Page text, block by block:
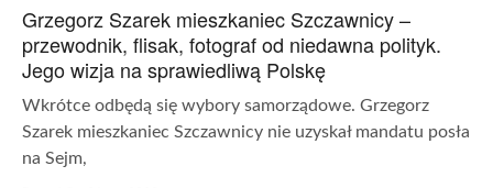
Grzegorz Szarek mieszkaniec Szczawnicy –
przewodnik, flisak, fotograf od niedawna polityk.
Jego wizja na sprawiedliwą Polskę
Wkrótce odbędą się wybory samorządowe. Grzegorz
Szarek mieszkaniec Szczawnicy nie uzyskał mandatu posła
na Sejm,